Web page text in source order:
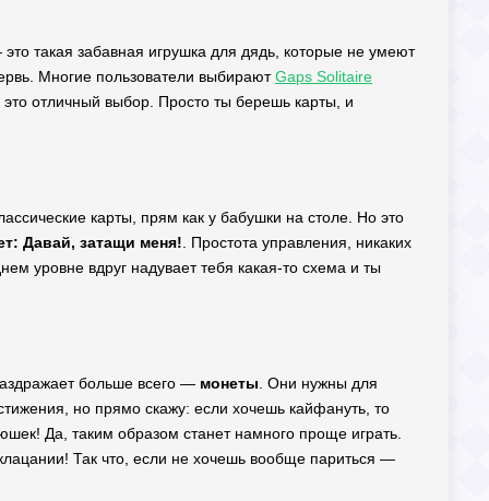
такая забавная игрушка для дядь, которые не умеют
Многие пользователи выбираютGaps Solitaire
отличный выбор. Просто ты берешь карты, и
карты, прям как у бабушки на столе. Но это
Давай, затащи меня! . Простота управления, никаких
уровне вдруг надувает тебя какая-то схема и ты
больше всего — монеты . Они нужны для
но прямо скажу: если хочешь кайфануть, то
Да, таким образом станет намного проще играть.
Так что, если не хочешь вообще париться —